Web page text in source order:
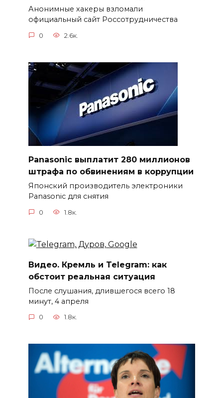
Анонимные хакеры взломали
официальный сайт Россотрудничества
0 2.6к.
Panasonic выплатит 280 миллионов
штрафа по обвинениям в коррупции
Японский производитель электроники
Panasonic для снятия
0 1.8к.
Видео. Кремль и Telegram: как
обстоит реальная ситуация
После слушания, длившегося всего 18
минут, 4 апреля
0 1.8к.